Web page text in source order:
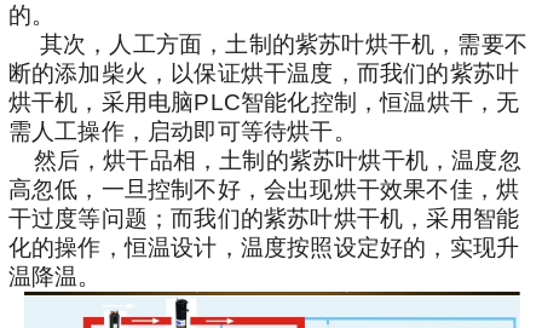
的。
其次，人工方面，土制的紫苏叶烘干机，需要不
断的添加柴火，以保证烘干温度，而我们的紫苏叶
烘干机，采用电脑PLC智能化控制，恒温烘干，无
需人工操作，启动即可等待烘干。
然后，烘干品相，土制的紫苏叶烘干机，温度忽
高忽低，一旦控制不好，会出现烘干效果不佳，烘
干过度等问题；而我们的紫苏叶烘干机，采用智能
化的操作，恒温设计，温度按照设定好的，实现升
温降温。